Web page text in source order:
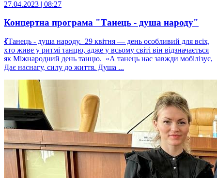
27.04.2023 | 08:27
Концертна програма "Танець - душа народу"
💃Танець - душа народу. 29 квітня — день особливий для всіх,
хто живе у ритмі танцю, адже у всьому світі він відзначається
як Міжнародний день танцю. «А танець нас завжди мобілізує,
Дає наснагу, силу до життя. Душа ...